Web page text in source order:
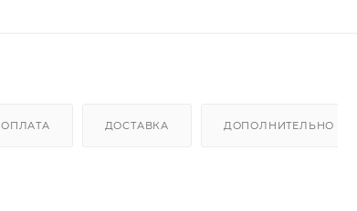
ОПЛАТА ДОСТАВКА ДОПОЛНИТЕЛЬНО